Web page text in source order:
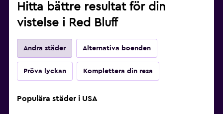
Hitta bättre resultat för din
vistelse i Red Bluff
Andra städer Alternativa boenden
Pröva lyckan Komplettera din resa
Populära städer i USA